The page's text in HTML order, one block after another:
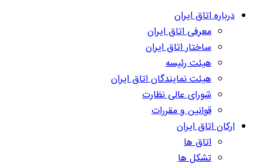
درباره اتاق ایران
معرفی اتاق ایران
ساختار اتاق ایران
هیئت رئیسه
هیئت نمایندگان اتاق ایران
شورای عالی نظارت
قوانین و مقررات
ارکان اتاق ایران
اتاق ها
تشکل ها